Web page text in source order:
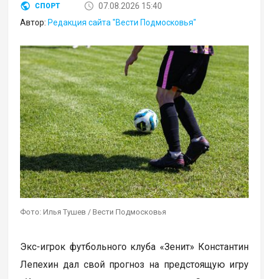
СПОРТ
07.08.2026 15:40
Автор: Редакция сайта "Вести Подмосковья"
Фото: Илья Тушев / Вести Подмосковья
Экс-игрок футбольного клуба «Зенит» Константин
Лепехин дал свой прогноз на предстоящую игру